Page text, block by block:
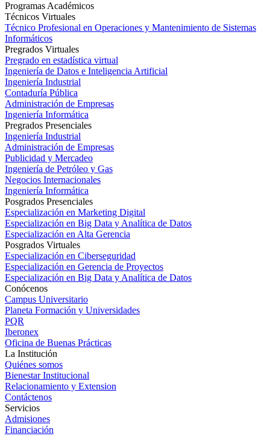
Programas Académicos
Técnicos Virtuales
Técnico Profesional en Operaciones y Mantenimiento de Sistemas
Informáticos
Pregrados Virtuales
Pregrado en estadística virtual
Ingeniería de Datos e Inteligencia Artificial
Ingeniería Industrial
Contaduría Pública
Administración de Empresas
Ingeniería Informática
Pregrados Presenciales
Ingeniería Industrial
Administración de Empresas
Publicidad y Mercadeo
Ingeniería de Petróleo y Gas
Negocios Internacionales
Ingeniería Informática
Posgrados Presenciales
Especialización en Marketing Digital
Especialización en Big Data y Analítica de Datos
Especialización en Alta Gerencia
Posgrados Virtuales
Especialización en Ciberseguridad
Especialización en Gerencia de Proyectos
Especialización en Big Data y Analítica de Datos
Conócenos
Campus Universitario
Planeta Formación y Universidades
PQR
Iberonex
Oficina de Buenas Prácticas
La Institución
Quiénes somos
Bienestar Institucional
Relacionamiento y Extension
Contáctenos
Servicios
Admisiones
Financiación